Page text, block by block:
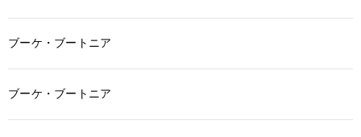
ブーケ・ブートニア
ブーケ・ブートニア